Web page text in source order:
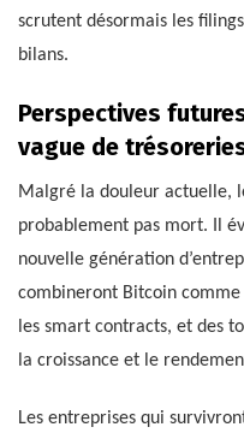
scrutent désormais les
bilans.
Perspectives
vague de
Malgré la douleur actuelle,
probablement pas mort. Il
nouvelle génération
combineront Bitcoin
les smart contracts, et des
la croissance et le
Les entreprises qui